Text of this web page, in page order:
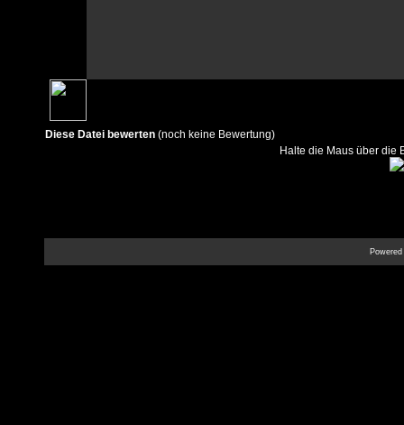
Diese Datei bewerten (noch keine Bewertung)
Halte die Maus über die